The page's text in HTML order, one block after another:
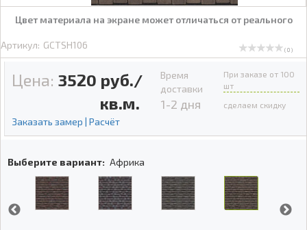
Цвет материала на экране может отличаться от реального
Артикул: GCTSH106 ( 0 )
Цена: 3520 руб./
кв.м.
Заказать замер | Расчёт
Время
доставки
1-2 дня
При заказе от 100
шт
сделаем скидку
Выберите вариант: Африка